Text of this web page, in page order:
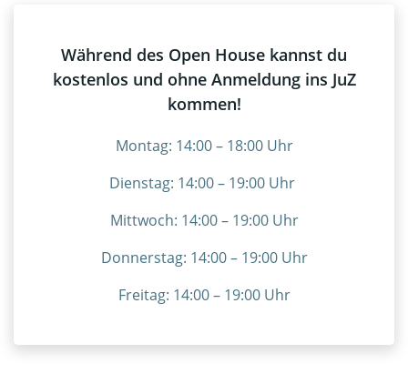
Während des Open House kannst du
kostenlos und ohne Anmeldung ins JuZ
kommen!
Montag: 14:00 – 18:00 Uhr
Dienstag: 14:00 – 19:00 Uhr
Mittwoch: 14:00 – 19:00 Uhr
Donnerstag: 14:00 – 19:00 Uhr
Freitag: 14:00 – 19:00 Uhr